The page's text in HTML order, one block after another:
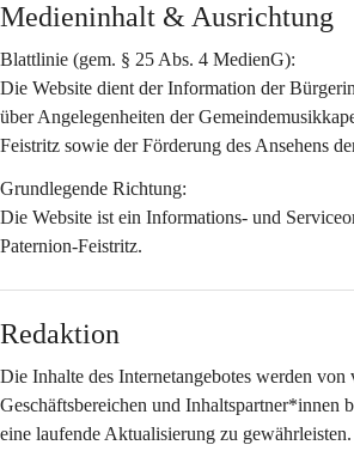
Medieninhalt & Ausrichtung
Blattlinie (gem. § 25 Abs. 4 MedienG):
Die Website dient der Information der
über Angelegenheiten der
Feistritz sowie der Förderung des Ansehens
Grundlegende Richtung:
Die Website ist ein Informations- und
Paternion-Feistritz.
Redaktion
Die Inhalte des Internetangebotes werden von
Geschäftsbereichen und Inhaltspartner*innen
eine laufende Aktualisierung zu gewährleisten.